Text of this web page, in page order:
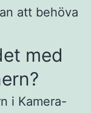
att behöva
med
i Kamera-